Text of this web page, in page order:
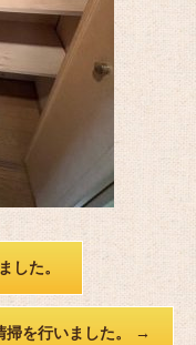
した。
を行いました。 →